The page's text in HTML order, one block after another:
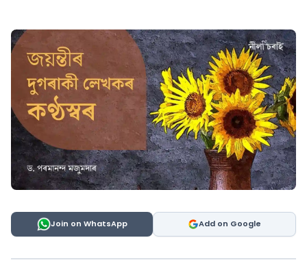
Join on WhatsApp Add on Google